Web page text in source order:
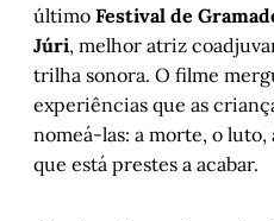
último Festival de
Júri, melhor atriz
trilha sonora. O filme
experiências que as
nomeá-las: a morte, o
que está prestes a acabar.